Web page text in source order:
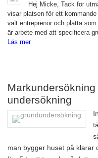
Hej Micke, Tack för
visar platsen för ett
valt entreprenör och platta
är arbete med att specificera
Läs mer
undersökning
man bygger huset på klarar